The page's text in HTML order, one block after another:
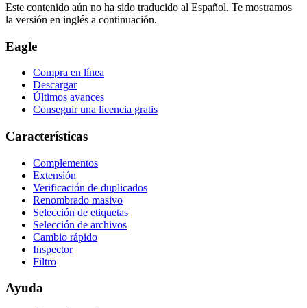
Este contenido aún no ha sido traducido al Español. Te mostramos
la versión en inglés a continuación.
Eagle
Compra en línea
Descargar
Últimos avances
Conseguir una licencia gratis
Características
Complementos
Extensión
Verificación de duplicados
Renombrado masivo
Selección de etiquetas
Selección de archivos
Cambio rápido
Inspector
Filtro
Ayuda